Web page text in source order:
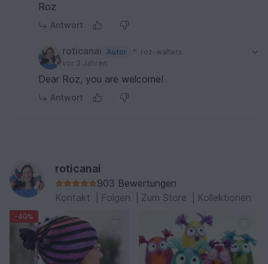
Roz
Antwort
roticanai Autor
roz-walters
vor 3 Jahren
Dear Roz, you are welcome!
Antwort
roticanai
903 Bewertungen
Kontakt
Folgen Zum Store Kollektionen
-40%